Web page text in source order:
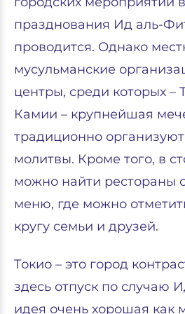
празднования Ид аль-
проводится. Однако
мусульманские
центры, среди которых –
Камии – крупнейшая
традиционно
молитвы. Кроме того, в
можно найти рестораны
меню, где можно
кругу семьи и друзей.
Токио – это город
здесь отпуск по случаю
идея очень хорошая как